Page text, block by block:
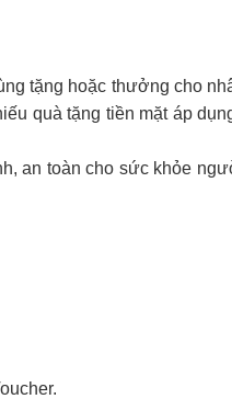
tặng hoặc thưởng cho
quà tặng tiền mặt áp
an toàn cho sức khỏe